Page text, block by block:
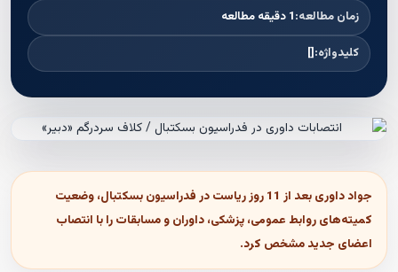
زمان مطالعه:1 دقیقه مطالعه
کلیدواژه:[]
جواد داوری بعد از 11 روز ریاست در فدراسیون بسکتبال، وضعیت
کمیته‌های روابط عمومی، پزشکی، داوران و مسابقات را با انتصاب
اعضای جدید مشخص کرد.